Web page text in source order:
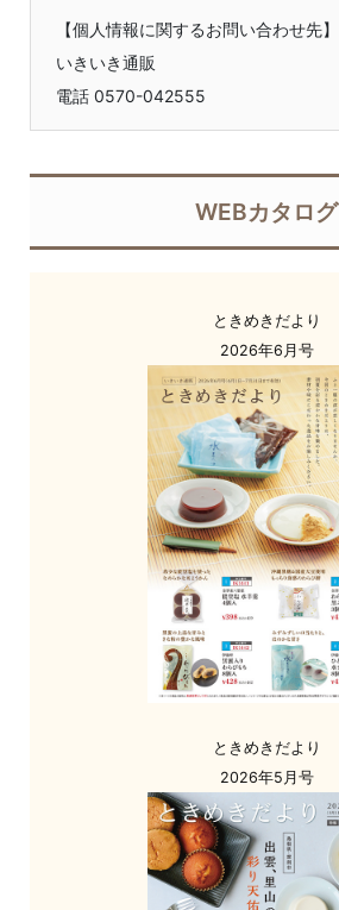
【個人情報に関するお問い合わせ先】
いきいき通販
電話 0570-042555
WEBカタログ
ときめきだより
2026年6月号
ときめきだより
2026年5月号